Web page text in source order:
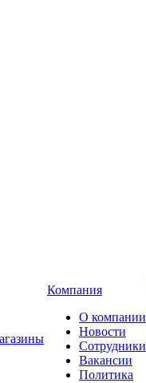
Компания
О компании
Новости
Сотрудники
Вакансии
Политика